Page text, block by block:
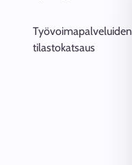
Työvoimapalveluiden
tilastokatsaus